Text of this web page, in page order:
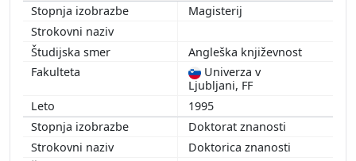
Magisterij
Angleška književnost
Univerza v
Ljubljani, FF
1995
Doktorat znanosti
Doktorica znanosti